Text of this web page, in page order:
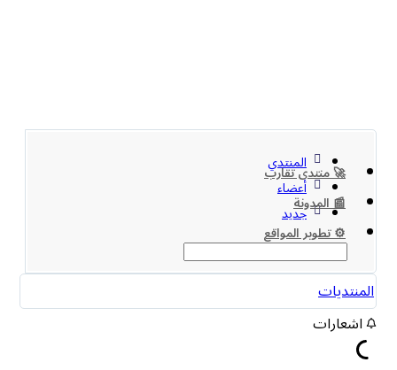
🚀 منتدى تقارب
📰 المدونة
⚙️ تطوير المواقع
المنتدي
أعضاء
جديد
المنتديات
اشعارات